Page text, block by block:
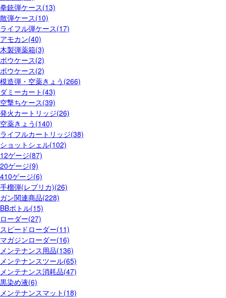
拳銃弾ケース(13)
散弾ケース(10)
ライフル弾ケース(17)
アモカン(40)
木製弾薬箱(3)
ボウケース(2)
ボウケース(2)
模造弾・空薬きょう(266)
ダミーカート(43)
空撃ちケース(39)
発火カートリッジ(26)
空薬きょう(140)
ライフルカートリッジ(38)
ショットシェル(102)
12ゲージ(87)
20ゲージ(9)
410ゲージ(6)
手榴弾(レプリカ)(26)
ガン関連商品(228)
BBボトル(15)
ローダー(27)
スピードローダー(11)
マガジンローダー(16)
メンテナンス用品(136)
メンテナンスツール(65)
メンテナンス消耗品(47)
黒染め液(6)
メンテナンスマット(18)